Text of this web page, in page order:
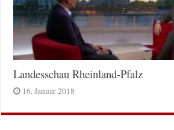
Landesschau Rheinland-Pfalz
16. Januar 2018